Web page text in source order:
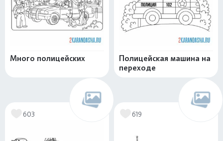
Много полицейских
Полицейская машина на
переходе
603 619